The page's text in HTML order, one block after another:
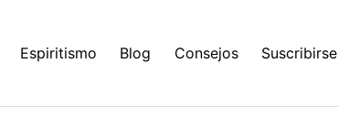
Espiritismo Blog Consejos Suscribirse